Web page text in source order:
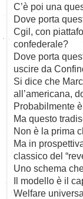
C’è poi una
Dove porta
Cgil, con
confederale?
Dove porta
uscire da
Si dice che
all’americana,
Probabilmente
Ma questo
Non è la prima
Ma in
classico del
Uno schema
Il modello è il
Welfare